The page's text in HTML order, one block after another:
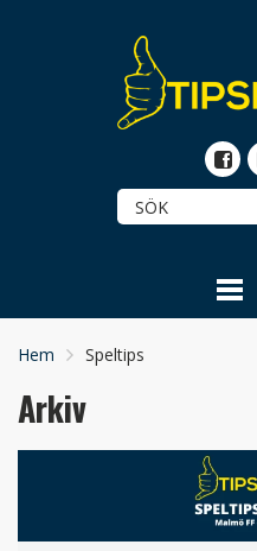
Hem Speltips
Arkiv